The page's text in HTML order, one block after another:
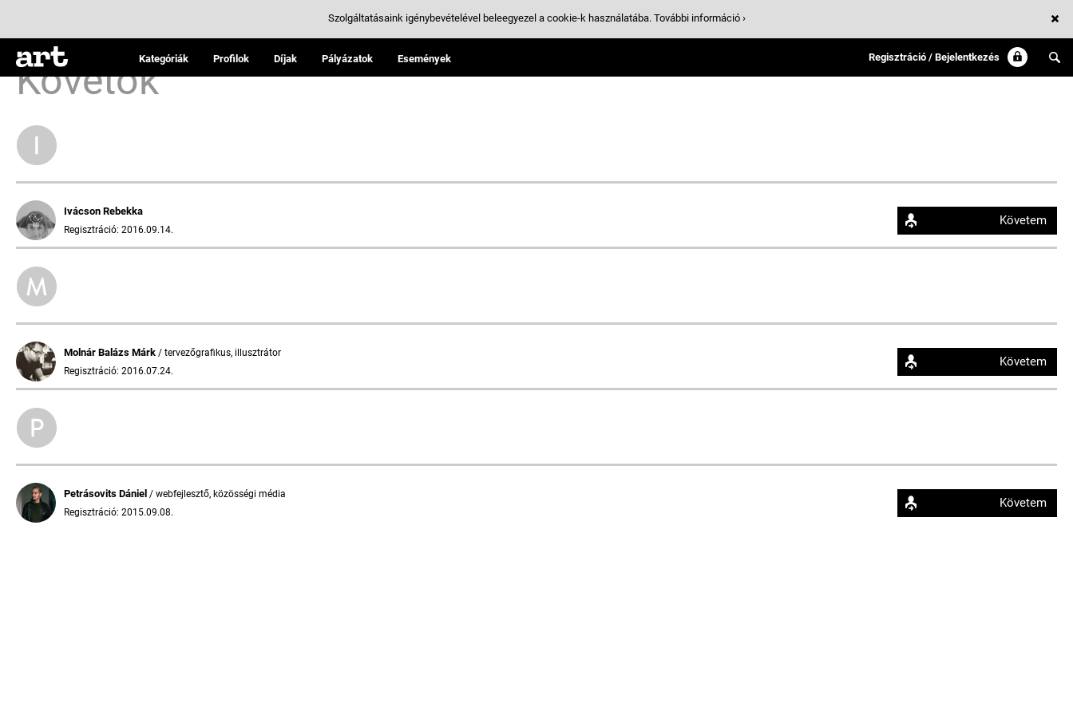
Kategóriák Profilok Díjak Pályázatok Események Regisztráció / Bejelentkezés
Követők
Ivácson Rebekka
Regisztráció: 2016.09.14.
Követem
Molnár Balázs Márk / tervezőgrafikus, illusztrátor
Regisztráció: 2016.07.24.
Követem
Petrásovits Dániel / webfejlesztő, közösségi média
Regisztráció: 2015.09.08.
Követem
Szolgáltatásaink igénybevételével beleegyezel a cookie-k használatába. További információ ›